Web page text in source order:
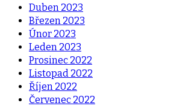
Duben 2023
Březen 2023
Únor 2023
Leden 2023
Prosinec 2022
Listopad 2022
Říjen 2022
Červenec 2022